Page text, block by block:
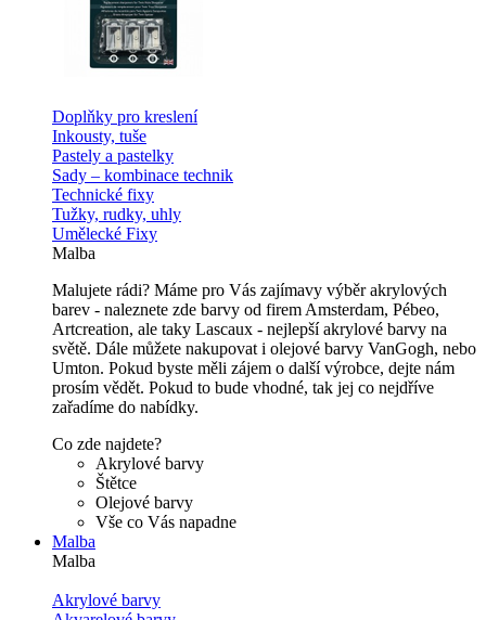
Doplňky pro kreslení
Inkousty, tuše
Pastely a pastelky
Sady – kombinace technik
Technické fixy
Tužky, rudky, uhly
Umělecké Fixy
Malba
Malujete rádi? Máme pro Vás zajímavy výběr akrylových
barev - naleznete zde barvy od firem Amsterdam, Pébeo,
Artcreation, ale taky Lascaux - nejlepší akrylové barvy na
světě. Dále můžete nakupovat i olejové barvy VanGogh, nebo
Umton. Pokud byste měli zájem o další výrobce, dejte nám
prosím vědět. Pokud to bude vhodné, tak jej co nejdříve
zařadíme do nabídky.
Co zde najdete?
Akrylové barvy
Štětce
Olejové barvy
Vše co Vás napadne
Malba
Malba
Akrylové barvy